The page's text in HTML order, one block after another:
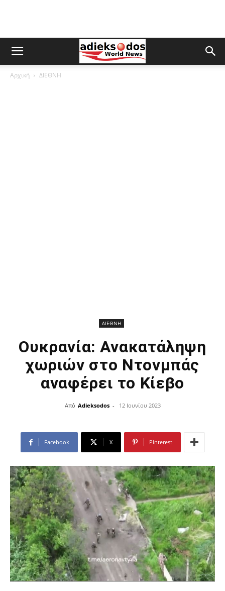
Αρχική ΔΙΕΘΝΗ
ΔΙΕΘΝΗ
Ουκρανία: Ανακατάληψη
χωριών στο Ντονμπάς
αναφέρει το Κίεβο
Από Adieksodos - 12 Ιουνίου 2023
Facebook X Pinterest